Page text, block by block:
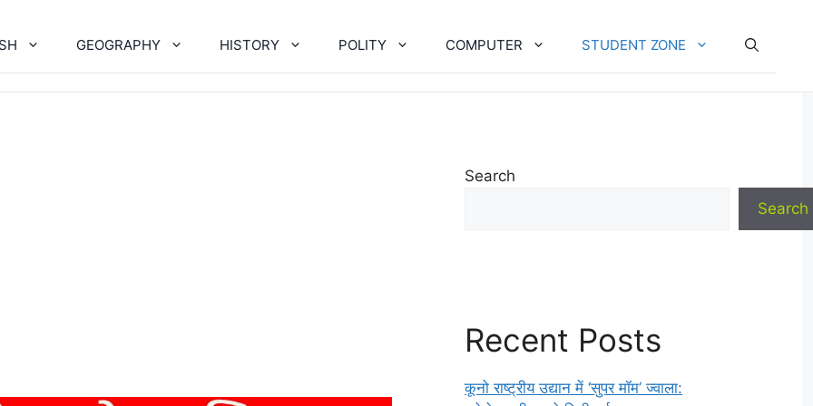
GEOGRAPHY HISTORY POLITY COMPUTER STUDENT ZONE
Search
Search
Recent Posts
कूनो राष्ट्रीय उद्यान में ‘सुपर मॉम’ ज्वाला: